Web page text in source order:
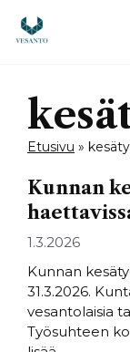
sisältöön
Etusivu »
Kunnan
1.3.2026
Kunnan
31.3.2026.
vesantolaisia
Työsuhteen